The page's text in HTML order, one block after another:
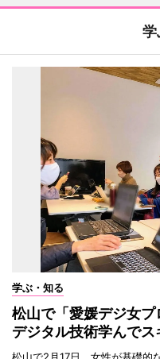
学
学ぶ・知る
松山で「愛媛デジ女
デジタル技術学んでス
松山で2月17日、女性が基礎的